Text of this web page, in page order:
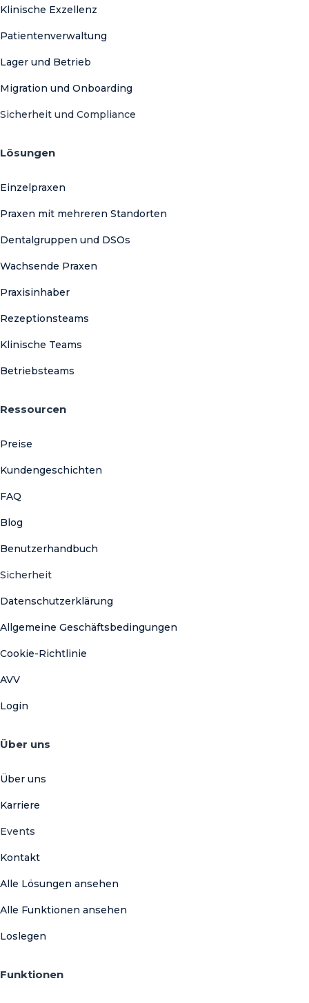
Klinische Exzellenz
Patientenverwaltung
Lager und Betrieb
Migration und Onboarding
Sicherheit und Compliance
Lösungen
Einzelpraxen
Praxen mit mehreren Standorten
Dentalgruppen und DSOs
Wachsende Praxen
Praxisinhaber
Rezeptionsteams
Klinische Teams
Betriebsteams
Ressourcen
Preise
Kundengeschichten
FAQ
Blog
Benutzerhandbuch
Sicherheit
Datenschutzerklärung
Allgemeine Geschäftsbedingungen
Cookie-Richtlinie
AVV
Login
Über uns
Über uns
Karriere
Events
Kontakt
Alle Lösungen ansehen
Alle Funktionen ansehen
Loslegen
Funktionen